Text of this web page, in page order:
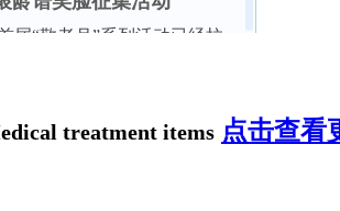
treatment items 点击查看